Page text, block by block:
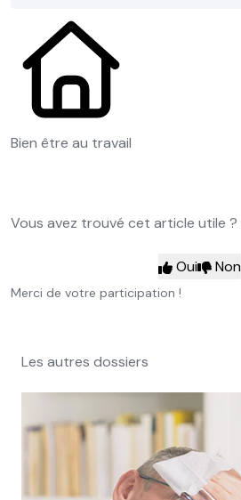
Bien être au travail
Vous avez trouvé cet article utile ?
Oui Non
Merci de votre participation !
Les autres dossiers